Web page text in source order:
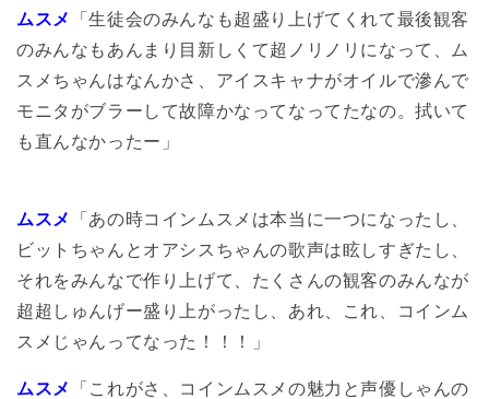
ムスメ
「生徒会のみんなも超盛り上げてくれて最後観客
のみんなもあんまり目新しくて超ノリノリになって、ム
スメちゃんはなんかさ、アイスキャナがオイルで滲んで
モニタがブラーして故障かなってなってたなの。拭いて
も直んなかったー」
ムスメ
「あの時コインムスメは本当に一つになったし、
ビットちゃんとオアシスちゃんの歌声は眩しすぎたし、
それをみんなで作り上げて、たくさんの観客のみんなが
超超しゅんげー盛り上がったし、あれ、これ、コインム
スメじゃんってなった！！！」
ムスメ
「これがさ、コインムスメの魅力と声優しゃんの